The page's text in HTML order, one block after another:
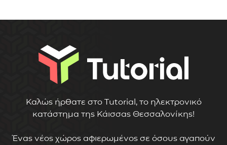
Καλώς ήρθατε στο Tutorial, το ηλεκτρονικό
κατάστημα της Κάισσας Θεσσαλονίκης!
Ένας νέος χώρος αφιερωμένος σε όσους αγαπούν